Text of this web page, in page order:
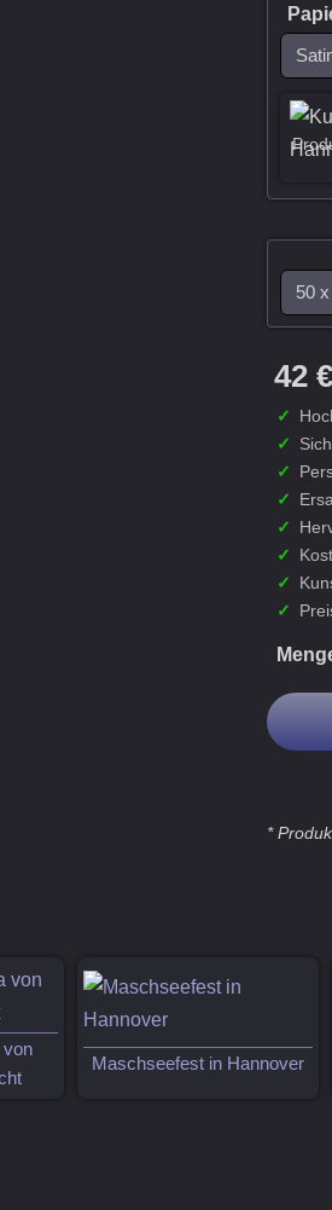
42 €
✓
✓
✓
✓
✓
✓
✓
✓
*
von
Maschseefest in Hannover